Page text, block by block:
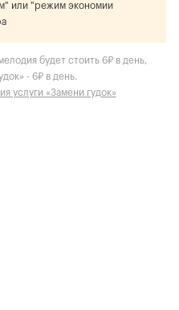
или "режим экономии
будет стоить 6₽ в день,
- 6₽ в день.
услуги «Замени гудок»